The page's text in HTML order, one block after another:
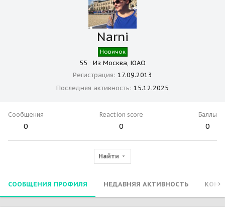
Narni
Новичок
55 · Из Москва, ЮАО
Регистрация 17.09.2013
Последняя активность 15.12.2025
Сообщения
0
Reaction score
0
Баллы
0
Найти
СООБЩЕНИЯ ПРОФИЛЯ НЕДАВНЯЯ АКТИВНОСТЬ